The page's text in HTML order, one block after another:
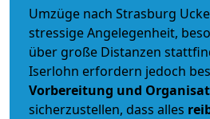
Umzüge nach Strasburg
stressige Angelegenheit,
über große Distanzen
Iserlohn erfordern jedoch
Vorbereitung und
sicherzustellen, dass alles